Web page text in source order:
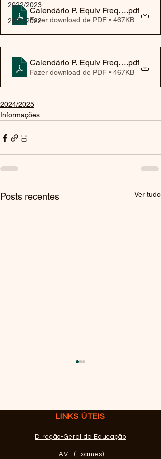
2022/2023
2021/2022
Calendário P. Equiv Freq.1ª fase
.pdf
Fazer download de PDF • 467KB
Calendário P. Equiv Freq.2ª fase
.pdf
Fazer download de PDF • 467KB
2024/2025
Informações
Posts recentes Ver tudo
ERASMUS+VET
Exclusivo a alunos dos
LINKS ÚTEIS
Direção-Geral da Educação
IAVE (Exames)